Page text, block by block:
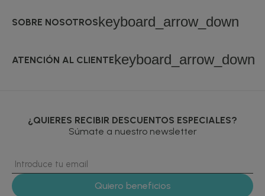
SOBRE NOSOTROSkeyboard_arrow_down
ATENCIÓN AL CLIENTEkeyboard_arrow_down
¿QUIERES RECIBIR DESCUENTOS ESPECIALES?
Súmate a nuestro newsletter